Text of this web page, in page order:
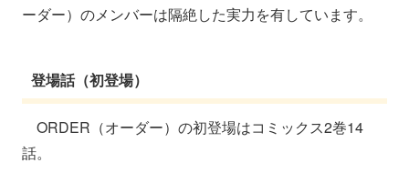
ーダー）のメンバーは隔絶した実力を有しています。
登場話（初登場）
ORDER（オーダー）の初登場はコミックス2巻14
話。